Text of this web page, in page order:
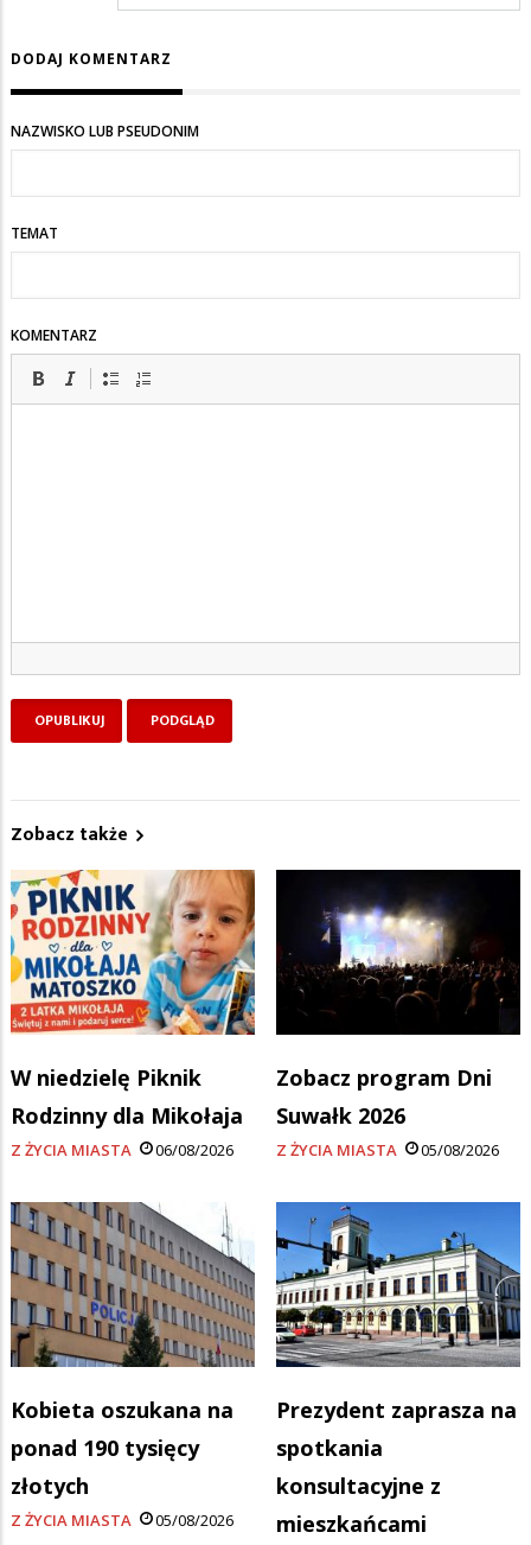
DODAJ KOMENTARZ
NAZWISKO LUB PSEUDONIM
TEMAT
KOMENTARZ
Zobacz także
W niedzielę Piknik
Rodzinny dla Mikołaja
Z ŻYCIA MIASTA 06/08/2026
Zobacz program Dni
Suwałk 2026
Z ŻYCIA MIASTA 05/08/2026
Kobieta oszukana na
ponad 190 tysięcy
złotych
Z ŻYCIA MIASTA 05/08/2026
Prezydent zaprasza na
spotkania
konsultacyjne z
mieszkańcami